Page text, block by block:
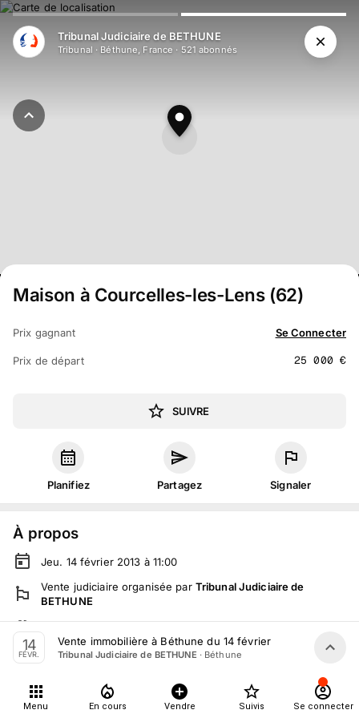
Aller au contenu principal
Tribunal Judiciaire de BETHUNE
Tribunal · Béthune, France · 521 abonnés
Maison à Courcelles-les-Lens (62)
Prix gagnant Se Connecter
Prix de départ 25 000 €
SUIVRE
Planifiez Partagez Signaler
À propos
Jeu. 14 février 2013 à 11:00
Vente judiciaire organisée par Tribunal Judiciaire de
BETHUNE
En salle :place Lamartine, 62400 Béthune, France
Tout le monde peut participer
Détails
14
FÉVR.
Vente immobilière à Béthune du 14 février
Tribunal Judiciaire de BETHUNE · Béthune
Menu En cours Vendre Suivis Se connecter